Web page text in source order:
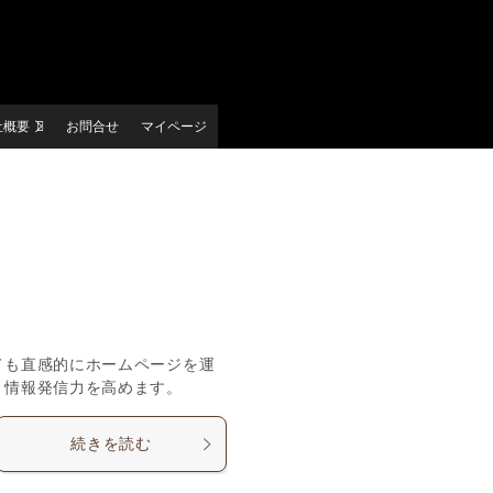
概要 お問合せ マイページ
直感的にホームページを運
報発信力を高めます。
続きを読む